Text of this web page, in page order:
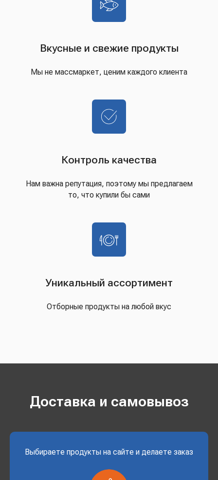
Вкусные и свежие продукты
Мы не массмаркет, ценим каждого клиента
Контроль качества
Нам важна репутация, поэтому мы предлагаем
то, что купили бы сами
Уникальный ассортимент
Отборные продукты на любой вкус
Доставка и самовывоз
Выбираете продукты на сайте и делаете заказ